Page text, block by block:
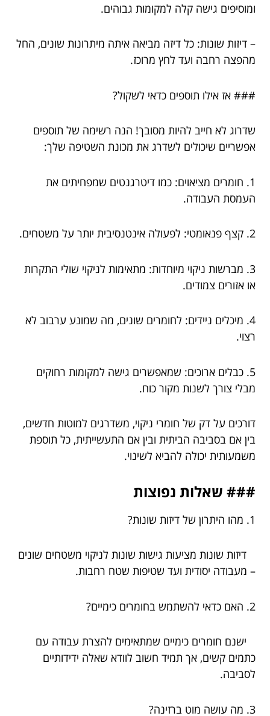
ומוסיפים גישה קלה למקומות גבוהים.
– דיזות שונות: כל דיזה מביאה איתה מיתרונות שונים, החל
מהפצה רחבה ועד לחץ מרוכז.
### אז אילו תוספים כדאי לשקול?
שדרוג לא חייב להיות מסובך! הנה רשימה של תוספים
אפשריים שיכולים לשדרג את מכונת השטיפה שלך:
1. חומרים מציאוים: כמו דיטרגנטים שמפחיתים את
העמסת העבודה.
2. קצף פנאומטי: לפעולה אינטנסיבית יותר על משטחים.
3. מברשות ניקוי מיוחדות: מתאימות לניקוי שולי התקרות
או אזורים צמודים.
4. מיכלים ניידים: לחומרים שונים, מה שמונע ערבוב לא
רצוי.
5. כבלים ארוכים: שמאפשרים גישה למקומות רחוקים
מבלי צורך לשנות מקור כוח.
דורכים על דק של חומרי ניקוי, משדרגים למוטות חדשים,
בין אם בסביבה הביתית ובין אם התעשייתית, כל תוספת
משמעותית יכולה להביא לשינוי.
### שאלות נפוצות
1. מהו היתרון של דיזות שונות?
דיזות שונות מציעות גישות שונות לניקוי משטחים שונים
– מעבודה יסודית ועד שטיפות שטח רחבות.
2. האם כדאי להשתמש בחומרים כימיים?
ישנם חומרים כימיים שמתאימים להצרת עבודה עם
כתמים קשים, אך תמיד חשוב לוודא שאלה ידידותיים
לסביבה.
3. מה עושה מוט ברזינה?